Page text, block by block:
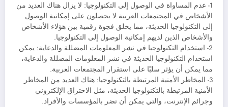
1- عدم المساواة في الوصول إلى التكنولوجيا: لا يزال هناك العديد من
الأشخاص في المجتمعات العربية لا يحصلون على إمكانية الوصول
إلى التكنولوجيا الحديثة، مما يخلق فجوة رقمية بين هؤلاء الأشخاص
والأشخاص الذين لديهم إمكانية الوصول إلى التكنولوجيا.
2- استخدام التكنولوجيا في نشر المعلومات المضللة والدعاية: يمكن
استخدام التكنولوجيا الحديثة في نشر المعلومات المضللة والدعاية،
مما يمكن أن يؤثر سلبًا على استقرار المجتمعات العربية.
3- المخاطر الأمنية المرتبطة بالتكنولوجيا: هناك العديد من المخاطر
الأمنية المرتبطة بالتكنولوجيا الحديثة، مثل الاختراق الإلكتروني
وجرائم الإنترنت، والتي يمكن أن تضر بالمؤسسات والأفراد.